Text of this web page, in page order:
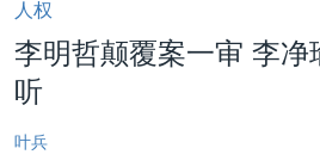
跳
转
内
中国
人权
李明哲颠覆案一审 李净
听
叶兵